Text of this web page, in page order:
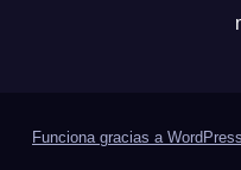
Funciona gracias a WordPress